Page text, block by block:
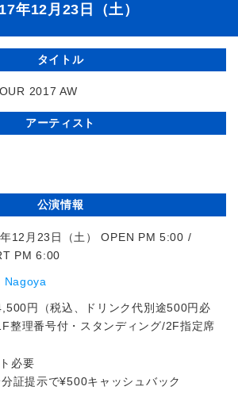
年12月23日（土）
タイトル
2017 AW
アーティスト
公演情報
12月23日（土） OPEN PM 5:00 /
PM 6:00
Nagoya
円（税込、ドリンク代別途500円必
整理番号付・スタンディング/2F指定席
必要
証提示で¥500キャッシュバック